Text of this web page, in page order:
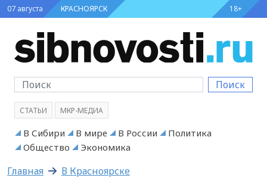
07 августа КРАСНОЯРСК 18+
Поиск
СТАТЬИ МКР-МЕДИА
В Сибири В мире В России
Политика
Общество
Экономика
Главная В Красноярске